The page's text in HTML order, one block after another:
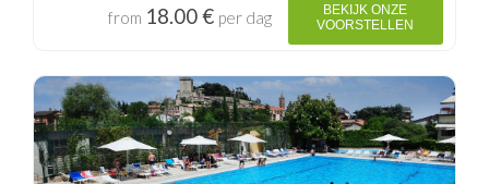
from 18.00 € per dag
BEKIJK ONZE
VOORSTELLEN